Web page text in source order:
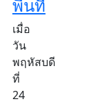
พื้นที่
เมื่อ
วัน
พฤหัสบดี
ที่
24